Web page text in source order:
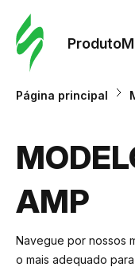
Produto
Página principal
AMP
Navegue por nossos
o mais adequado